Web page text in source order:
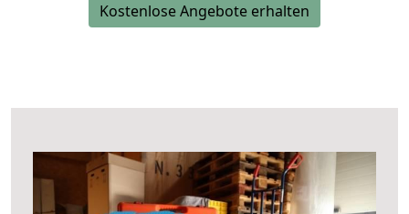
Kostenlose Angebote erhalten